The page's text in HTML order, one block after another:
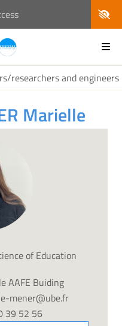
researchers and engineers
Marielle
of Education
AAFE Buiding
mener@ube.fr
39 52 56